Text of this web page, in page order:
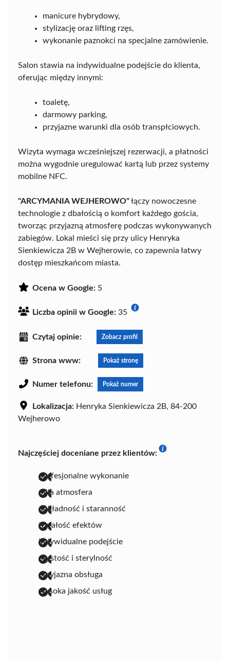
manicure hybrydowy,
stylizację oraz lifting rzęs,
wykonanie paznokci na specjalne zamówienie.
Salon stawia na indywidualne podejście do klienta,
oferując między innymi:
toaletę,
darmowy parking,
przyjazne warunki dla osób transpłciowych.
Wizyta wymaga wcześniejszej rezerwacji, a płatności
można wygodnie uregulować kartą lub przez systemy
mobilne NFC.
"ARCYMANIA WEJHEROWO"łączy nowoczesne
technologie z dbałością o komfort każdego gościa,
tworząc przyjazną atmosferę podczas wykonywanych
zabiegów. Lokal mieści się przy ulicy Henryka
Sienkiewicza 2B w Wejherowie, co zapewnia łatwy
dostęp mieszkańcom miasta.
Ocena w Google: 5
Liczba opinii w Google: 35
Czytaj opinie: Zobacz profil
Strona www: Pokaż stronę
Numer telefonu: Pokaż numer
Lokalizacja: Henryka Sienkiewicza 2B, 84-200
Wejherowo
Najczęściej doceniane przez klientów:
profesjonalne wykonanie
miła atmosfera
dokładność i staranność
trwałość efektów
indywidualne podejście
czystość i sterylność
przyjazna obsługa
wysoka jakość usług